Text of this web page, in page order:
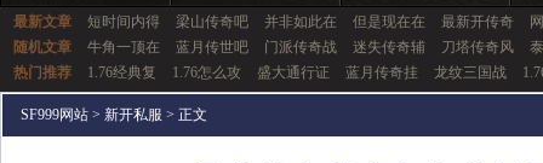
最新文章 短时间内得 梁山传奇吧 并非如此在 但是现在在 最新开传奇
随机文章
牛角一顶在 蓝月传世吧 门派传奇战 迷失传奇辅 刀塔传奇风
热门推荐
1.76经典复 1.76怎么攻 盛大通行证 蓝月传奇挂 龙纹三国战
SF999网站 > 新开私服 > 正文